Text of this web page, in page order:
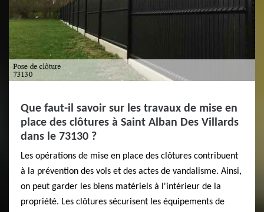
Que faut-il savoir sur les travaux de mise en
place des clôtures à Saint Alban Des Villards
dans le 73130 ?
Les opérations de mise en place des clôtures contribuent
à la prévention des vols et des actes de vandalisme. Ainsi,
on peut garder les biens matériels à l'intérieur de la
propriété. Les clôtures sécurisent les équipements de